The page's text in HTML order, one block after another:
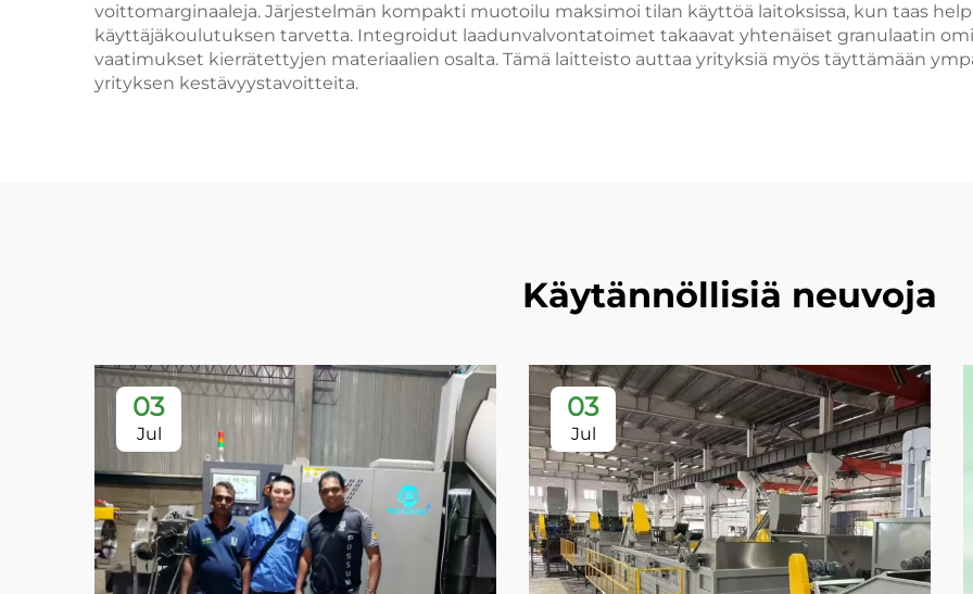
voittomarginaaleja. Järjestelmän kompakti muotoilu maksimoi tilan käyttöä laitoksissa, kun taas
käyttäjäkoulutuksen tarvetta. Integroidut laadunvalvontatoimet takaavat yhtenäiset granulaatin
vaatimukset kierrätettyjen materiaalien osalta. Tämä laitteisto auttaa yrityksiä myös täyttämään
yrityksen kestävyystavoitteita.
Käytännöllisiä neuvoja
03
Jul
03
Jul